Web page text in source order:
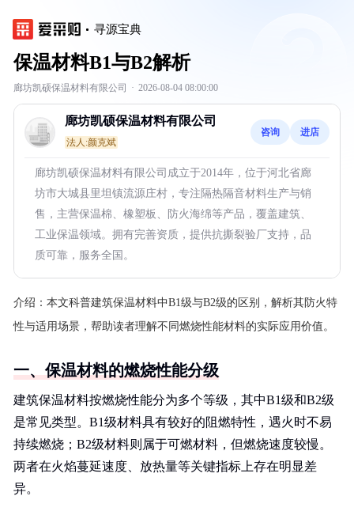
寻源宝典
保温材料B1与B2解析
廊坊凯硕保温材料有限公司 · 2026-08-04 08:00:00
廊坊凯硕保温材料有限公司
法人:颜克斌
咨询 进店
廊坊凯硕保温材料有限公司成立于2014年，位于河北省廊
坊市大城县里坦镇流源庄村，专注隔热隔音材料生产与销
售，主营保温棉、橡塑板、防火海绵等产品，覆盖建筑、
工业保温领域。拥有完善资质，提供抗撕裂验厂支持，品
质可靠，服务全国。
介绍： 本文科普建筑保温材料中B1级与B2级的区别，解析其防火特
性与适用场景，帮助读者理解不同燃烧性能材料的实际应用价值。
一、保温材料的燃烧性能分级
建筑保温材料按燃烧性能分为多个等级，其中B1级和B2级
是常见类型。B1级材料具有较好的阻燃特性，遇火时不易
持续燃烧；B2级材料则属于可燃材料，但燃烧速度较慢。
两者在火焰蔓延速度、放热量等关键指标上存在明显差
异。